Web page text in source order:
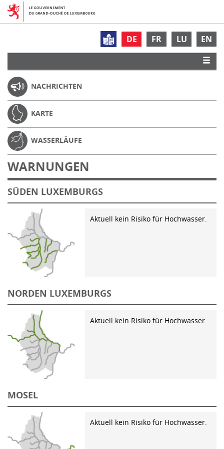
DE FR LU EN
NACHRICHTEN
KARTE
WASSERLÄUFE
WARNUNGEN
SÜDEN LUXEMBURGS
Aktuell kein Risiko für Hochwasser.
NORDEN LUXEMBURGS
Aktuell kein Risiko für Hochwasser.
MOSEL
Aktuell kein Risiko für Hochwasser.